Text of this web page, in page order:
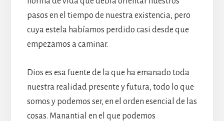
pasos en el tiempo de nuestra existencia, pero
cuya estela habíamos perdido casi desde que
empezamos a caminar.
Dios es esa fuente de la que ha emanado toda
nuestra realidad presente y futura, todo lo que
somos y podemos ser, en el orden esencial de las
cosas. Manantial en el que podemos